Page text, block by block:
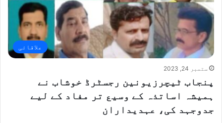
علاقائی
ستمبر 24, 2023
پنجاب ٹیچرزیونین رجسٹرڈ خوشاب نے
ہمیشہ اساتذہ کے وسیع تر مفاد کے لیے
جدوجہد کی، عہدیداران